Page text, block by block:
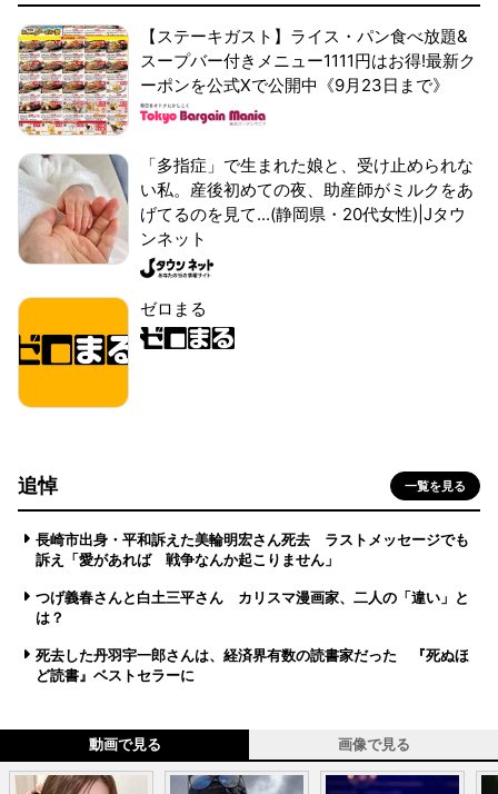
【ステーキガスト】ライス・パン食べ放題&
スープバー付きメニュー1111円はお得!最新ク
ーポンを公式Xで公開中《9月23日まで》
「多指症」で生まれた娘と、受け止められな
い私。産後初めての夜、助産師がミルクをあ
げてるのを見て...(静岡県・20代女性)|Jタウ
ンネット
ゼロまる
追悼 一覧を見る
長崎市出身・平和訴えた美輪明宏さん死去 ラストメッセージでも
訴え「愛があれば 戦争なんか起こりません」
つげ義春さんと白土三平さん カリスマ漫画家、二人の「違い」と
は？
死去した丹羽宇一郎さんは、経済界有数の読書家だった 『死ぬほ
ど読書』ベストセラーに
動画で見る 画像で見る